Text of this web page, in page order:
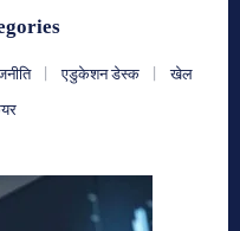
एडुकेशन डेस्क
खेल